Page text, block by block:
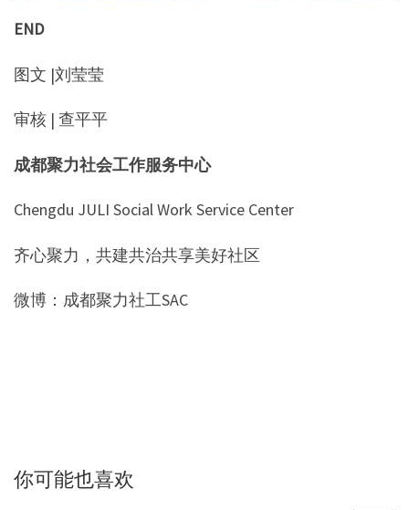
END
图文 |刘莹莹
审核 | 查平平
成都聚力社会工作服务中心
Chengdu JULI Social Work Service Center
齐心聚力，共建共治共享美好社区
微博：成都聚力社工SAC
你可能也喜欢